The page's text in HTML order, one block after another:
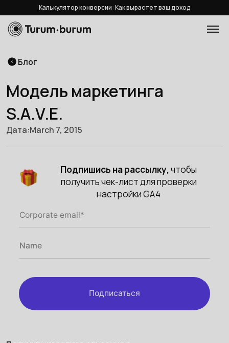
Калькулятор конверсии: Как вырастет ваш доход
Блог
Модель маркетинга
S.A.V.E.
Дата:March 7, 2015
Подпишись на рассылку,чтобы
получить чек-лист для проверки
настройки GA4
Подписаться